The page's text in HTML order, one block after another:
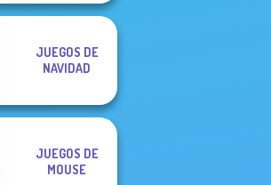
JUEGOS DE
NAVIDAD
JUEGOS DE
MOUSE